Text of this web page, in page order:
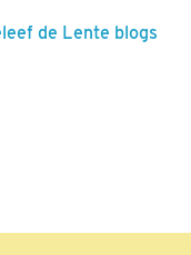
de Lente blogs